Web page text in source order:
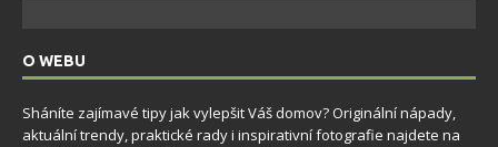
O WEBU
Sháníte zajímavé tipy jak vylepšit Váš domov? Originální nápady,
aktuální trendy, praktické rady i inspirativní fotografie najdete na